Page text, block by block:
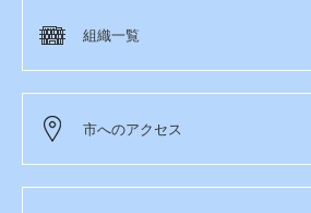
組織一覧
市へのアクセス